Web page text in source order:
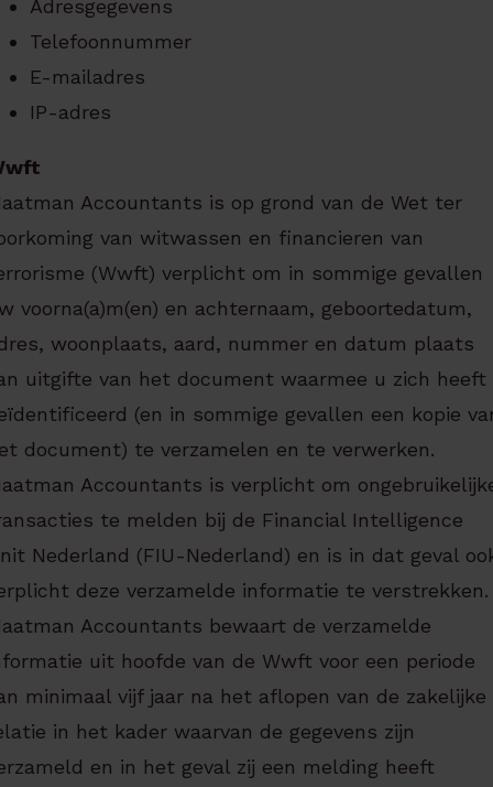
Adresgegevens
Telefoonnummer
E-mailadres
IP-adres
Accountants is op grond van de Wet ter
van witwassen en financieren van
(Wwft) verplicht om in sommige gevallen
voorna(a)m(en) en achternaam, geboortedatum,
woonplaats, aard, nummer en datum plaats
uitgifte van het document waarmee u zich heeft
(en in sommige gevallen een kopie
document) te verzamelen en te verwerken.
Accountants is verplicht om
te melden bij de Financial Intelligence
Nederland (FIU-Nederland) en is in dat geval
deze verzamelde informatie te verstrekken.
Accountants bewaart de verzamelde
uit hoofde van de Wwft voor een periode
minimaal vijf jaar na het aflopen van de zakelijke
in het kader waarvan de gegevens zijn
en in het geval zij een melding heeft